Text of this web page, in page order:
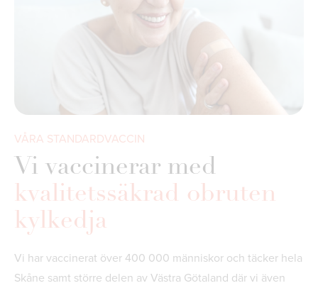
VÅRA STANDARDVACCIN
Vi vaccinerar med
kvalitetssäkrad obruten
kylkedja
Vi har vaccinerat över 400 000 människor och täcker hela
Skåne samt större delen av Västra Götaland där vi även